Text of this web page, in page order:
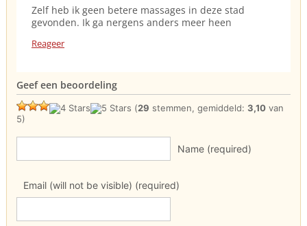
Zelf heb ik geen betere massages in deze stad
gevonden. Ik ga nergens anders meer heen
Reageer
Geef een beoordeling
(29 stemmen, gemiddeld: 3,10 van
5)
Name (required)
Email (will not be visible) (required)